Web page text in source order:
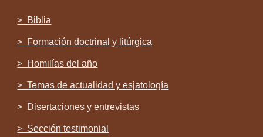
> Biblia
> Formación doctrinal y litúrgica
> Homilías del año
> Temas de actualidad y esjatología
> Disertaciones y entrevistas
> Sección testimonial